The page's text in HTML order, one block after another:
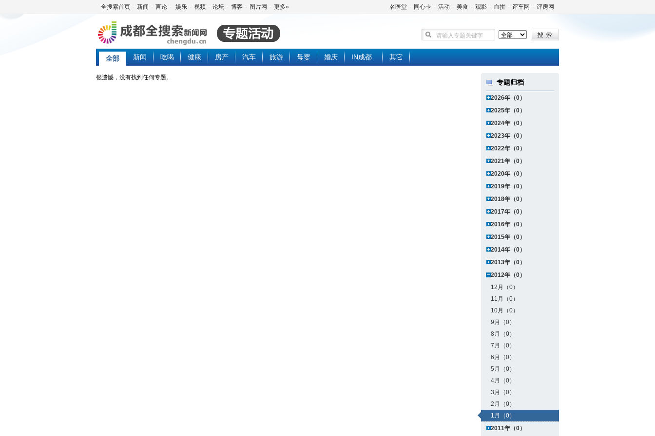
全搜索首页 - 新闻 - 言论 - 娱乐 - 视频 - 论坛 - 博客 - 图片网 - 更多» 名医堂 - 同心卡 - 活动 - 美食 - 观影 - 血拼 - 评车网 - 评房网
全部 新闻 吃喝 健康 房产 汽车 旅游 母婴 婚庆 IN成都 其它
很遗憾，没有找到任何专题。
专题归档
2026年（0）
2025年（0）
2024年（0）
2023年（0）
2022年（0）
2021年（0）
2020年（0）
2019年（0）
2018年（0）
2017年（0）
2016年（0）
2015年（0）
2014年（0）
2013年（0）
2012年（0）
12月（0）
11月（0）
10月（0）
9月（0）
8月（0）
7月（0）
6月（0）
5月（0）
4月（0）
3月（0）
2月（0）
1月（0）
2011年（0）